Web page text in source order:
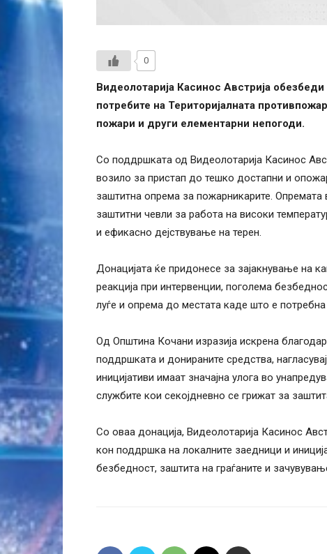
0
Видеолотарија Касинос Австрија
потребите на Територијалната
пожари и други елементарни непогоди.
Со поддршката од Видеолотарија Касинос
возило за пристап до тешко достапни и
заштитна опрема за пожарникарите.
заштитни чевли за работа на високи
и ефикасно дејствување на терен.
Донацијата ќе придонесе за зајакнување на
реакција при интервенции, поголема
луѓе и опрема до местата каде што е
Од Општина Кочани изразија искрена
поддршката и донираните средства,
иницијативи имаат значајна улога во
службите кои секојдневно се грижат за
Со оваа донација, Видеолотарија Касинос
кон поддршка на локалните заедници и
безбедност, заштита на граѓаните и